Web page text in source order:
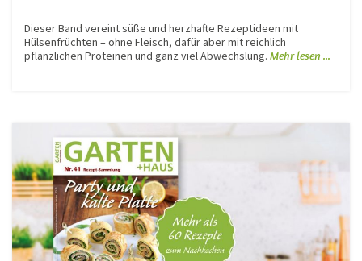
Dieser Band vereint süße und herzhafte Rezeptideen mit
Hülsenfrüchten – ohne Fleisch, dafür aber mit reichlich
pflanzlichen Proteinen und ganz viel Abwechslung. Mehr lesen ...